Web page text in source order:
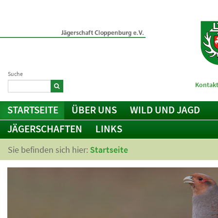
Suche
STARTSEITE ÜBER UNS
WILD UND JAGD
JÄGERSCHAFTEN
LINKS
Sie befinden sich hier: Startseite